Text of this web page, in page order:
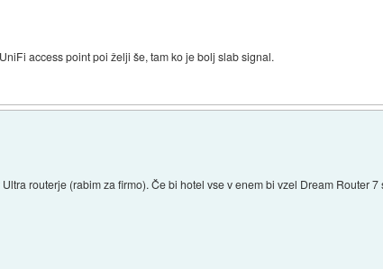
access point poi želji še, tam ko je bolj slab signal.
routerje (rabim za firmo). Če bi hotel vse v enem bi vzel Dream Router 7